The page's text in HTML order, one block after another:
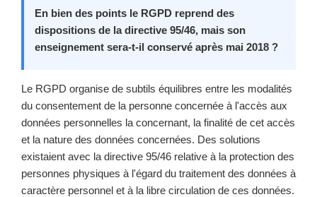
En bien des points le RGPD reprend des
dispositions de la directive 95/46, mais son
enseignement sera-t-il conservé après mai 2018 ?
Le RGPD organise de subtils équilibres entre les modalités
du consentement de la personne concernée à l'accès aux
données personnelles la concernant, la finalité de cet accès
et la nature des données concernées. Des solutions
existaient avec la directive 95/46 relative à la protection des
personnes physiques à l'égard du traitement des données à
caractère personnel et à la libre circulation de ces données.